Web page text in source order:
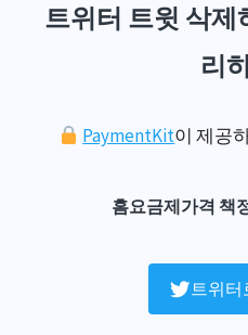
트위터 트윗 삭제
리
PaymentKit이 제공
홈요금제가격 책
트위터